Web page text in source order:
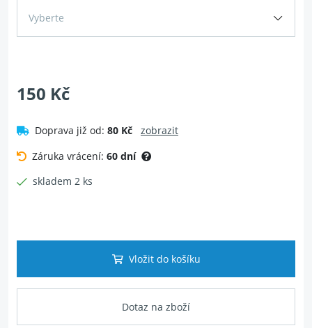
Vyberte
150 Kč
Doprava již od: 80 Kč
zobrazit
Záruka vrácení: 60 dní
skladem 2 ks
Vložit do košíku
Dotaz na zboží